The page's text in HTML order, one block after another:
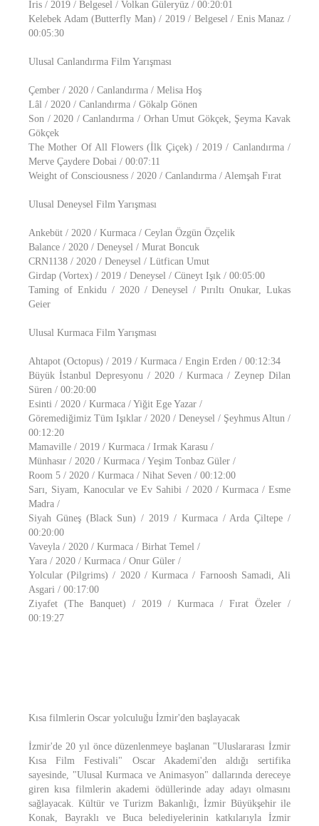
İris / 2019 / Belgesel / Volkan Güleryüz / 00:20:01
Kelebek Adam (Butterfly Man) / 2019 / Belgesel / Enis Manaz /
00:05:30
Ulusal Canlandırma Film Yarışması
Çember / 2020 / Canlandırma / Melisa Hoş
Lâl / 2020 / Canlandırma / Gökalp Gönen
Son / 2020 / Canlandırma / Orhan Umut Gökçek, Şeyma Kavak
Gökçek
The Mother Of All Flowers (İlk Çiçek) / 2019 / Canlandırma /
Merve Çaydere Dobai / 00:07:11
Weight of Consciousness / 2020 / Canlandırma / Alemşah Fırat
Ulusal Deneysel Film Yarışması
Ankebüt / 2020 / Kurmaca / Ceylan Özgün Özçelik
Balance / 2020 / Deneysel / Murat Boncuk
CRN1138 / 2020 / Deneysel / Lütfican Umut
Girdap (Vortex) / 2019 / Deneysel / Cüneyt Işık / 00:05:00
Taming of Enkidu / 2020 / Deneysel / Pırıltı Onukar, Lukas
Geier
Ulusal Kurmaca Film Yarışması
Ahtapot (Octopus) / 2019 / Kurmaca / Engin Erden / 00:12:34
Büyük İstanbul Depresyonu / 2020 / Kurmaca / Zeynep Dilan
Süren / 00:20:00
Esinti / 2020 / Kurmaca / Yiğit Ege Yazar /
Göremediğimiz Tüm Işıklar / 2020 / Deneysel / Şeyhmus Altun /
00:12:20
Mamaville / 2019 / Kurmaca / Irmak Karasu /
Münhasır / 2020 / Kurmaca / Yeşim Tonbaz Güler /
Room 5 / 2020 / Kurmaca / Nihat Seven / 00:12:00
Sarı, Siyam, Kanocular ve Ev Sahibi / 2020 / Kurmaca / Esme
Madra /
Siyah Güneş (Black Sun) / 2019 / Kurmaca / Arda Çiltepe /
00:20:00
Vaveyla / 2020 / Kurmaca / Birhat Temel /
Yara / 2020 / Kurmaca / Onur Güler /
Yolcular (Pilgrims) / 2020 / Kurmaca / Farnoosh Samadi, Ali
Asgari / 00:17:00
Ziyafet (The Banquet) / 2019 / Kurmaca / Fırat Özeler /
00:19:27
Kısa filmlerin Oscar yolculuğu İzmir'den başlayacak
İzmir'de 20 yıl önce düzenlenmeye başlanan "Uluslararası İzmir
Kısa Film Festivali" Oscar Akademi'den aldığı sertifika
sayesinde, "Ulusal Kurmaca ve Animasyon" dallarında dereceye
giren kısa filmlerin akademi ödüllerinde aday adayı olmasını
sağlayacak. Kültür ve Turizm Bakanlığı, İzmir Büyükşehir ile
Konak, Bayraklı ve Buca belediyelerinin katkılarıyla İzmir